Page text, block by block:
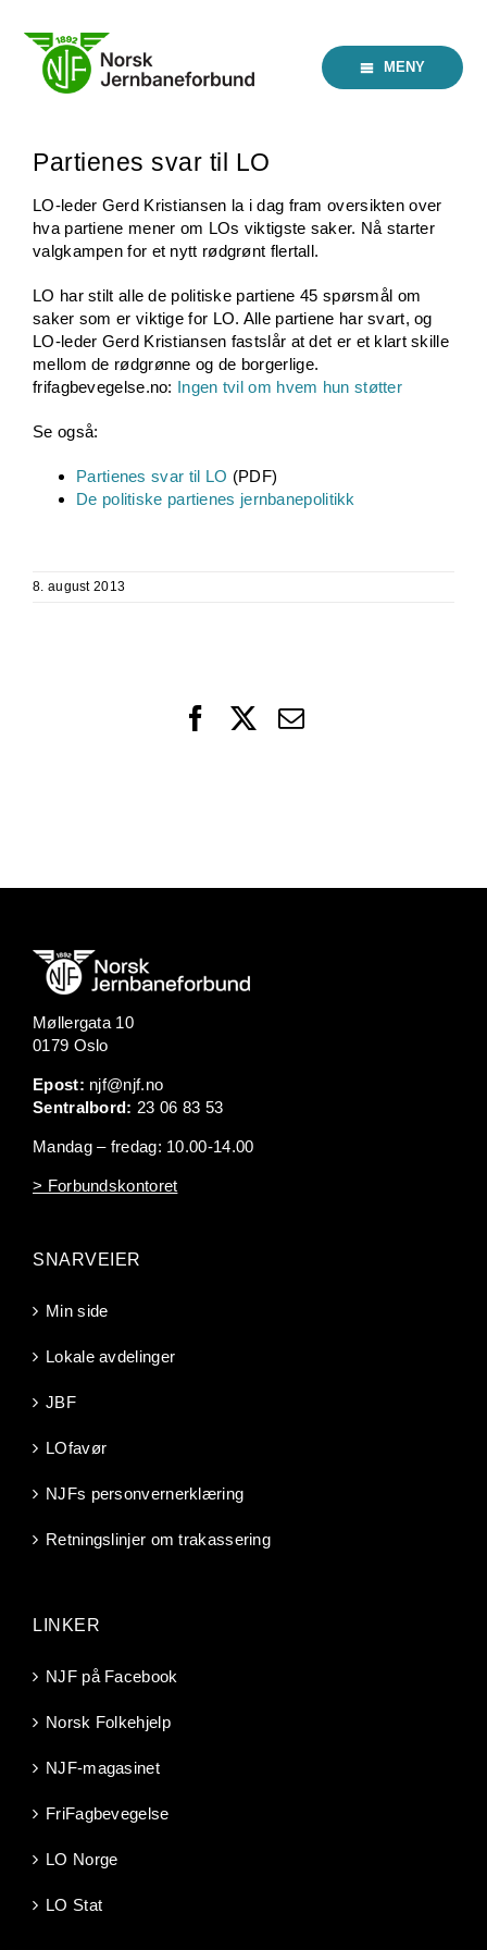
content
MENY
Partienes svar til LO
LO-leder Gerd Kristiansen la i dag fram oversikten over
hva partiene mener om LOs viktigste saker. Nå starter
valgkampen for et nytt rødgrønt flertall.
LO har stilt alle de politiske partiene 45 spørsmål om
saker som er viktige for LO. Alle partiene har svart, og
LO-leder Gerd Kristiansen fastslår at det er et klart skille
mellom de rødgrønne og de borgerlige.
frifagbevegelse.no: Ingen tvil om hvem hun støtter
Se også:
Partienes svar til LO (PDF)
De politiske partienes jernbanepolitikk
8. august 2013
FacebookEmail
Møllergata 10
0179 Oslo
Epost: njf@njf.no
Sentralbord: 23 06 83 53
Mandag – fredag: 10.00-14.00
> Forbundskontoret
SNARVEIER
Min side
Lokale avdelinger
JBF
LOfavør
NJFs personvernerklæring
Retningslinjer om trakassering
LINKER
NJF på Facebook
Norsk Folkehjelp
NJF-magasinet
FriFagbevegelse
LO Norge
LO Stat